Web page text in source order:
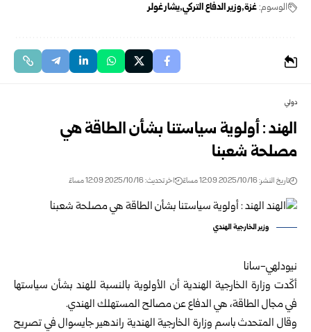
الوسوم:غزة وزير الدفاع التركي يشار غولر
دولي
الهند : أولوية سياستنا بشأن الطاقة هي
مصلحة شعبنا
تاريخ النشر: 2025/10/16 12:09 مساءً اخر تحديث: 2025/10/16 12:09 مساءً
وزير الخارجية الهندي
نيودلهي-سانا
أكّدت وزارة الخارجية الهندية أن الأولوية بالنسبة للهند بشأن سياستها
في مجال الطاقة، هي الدفاع عن مصالح المستهلك الهندي.
وقال المتحدث باسم وزارة الخارجية الهندية راندهير جايسوال في تصريح